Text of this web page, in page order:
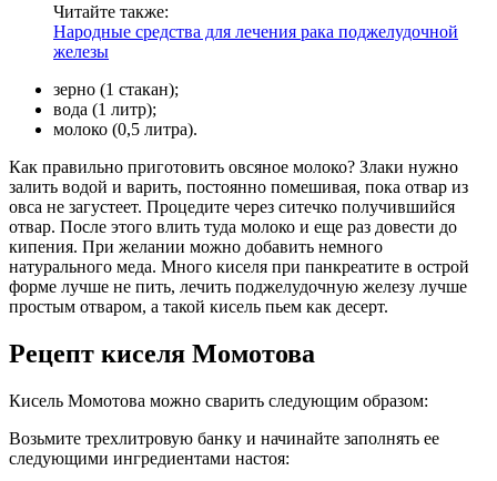
Читайте также:
Народные средства для лечения рака поджелудочной
железы
зерно (1 стакан);
вода (1 литр);
молоко (0,5 литра).
Как правильно приготовить овсяное молоко? Злаки нужно
залить водой и варить, постоянно помешивая, пока отвар из
овса не загустеет. Процедите через ситечко получившийся
отвар. После этого влить туда молоко и еще раз довести до
кипения. При желании можно добавить немного
натурального меда. Много киселя при панкреатите в острой
форме лучше не пить, лечить поджелудочную железу лучше
простым отваром, а такой кисель пьем как десерт.
Рецепт киселя Момотова
Кисель Момотова можно сварить следующим образом:
Возьмите трехлитровую банку и начинайте заполнять ее
следующими ингредиентами настоя: